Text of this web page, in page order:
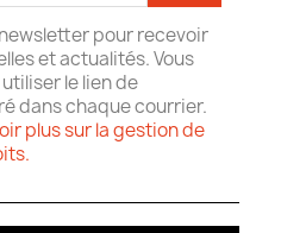
pour recevoir
et actualités. Vous
le lien de
dans chaque courrier.
plus sur la gestion de